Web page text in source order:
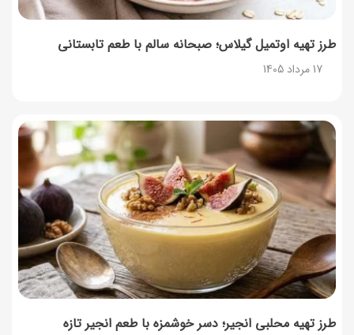
طرز تهیه اوتمیل گیلاس؛ صبحانه سالم با طعم تابستانی
17 مرداد 1405
طرز تهیه محلبی انجیر؛ دسر خوشمزه با طعم انجیر تازه